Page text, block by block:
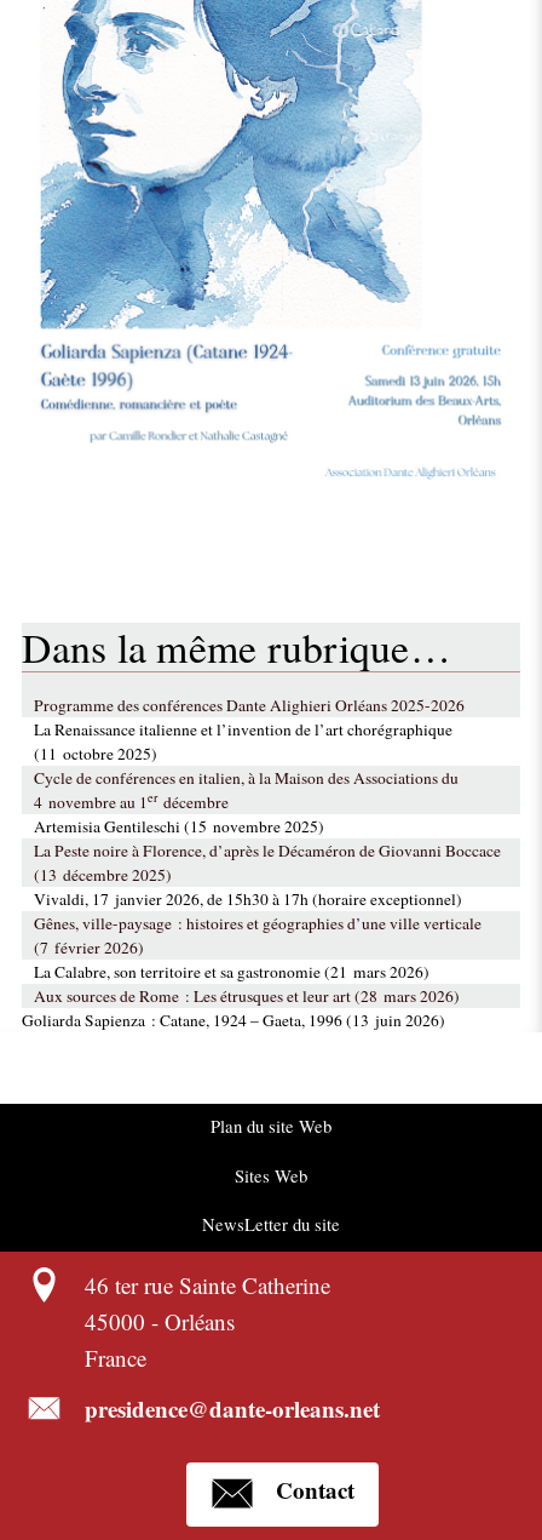
Dans la même rubrique…
Programme des conférences Dante Alighieri Orléans 2025-2026
La Renaissance italienne et l’invention de l’art chorégraphique
(11 octobre 2025)
Cycle de conférences en italien, à la Maison des Associations du
4 novembre au 1erdécembre
Artemisia Gentileschi (15 novembre 2025)
La Peste noire à Florence, d’après le Décaméron de Giovanni Boccace
(13 décembre 2025)
Vivaldi, 17 janvier 2026, de 15h30 à 17h (horaire exceptionnel)
Gênes, ville-paysage : histoires et géographies d’une ville verticale
(7 février 2026)
La Calabre, son territoire et sa gastronomie (21 mars 2026)
Aux sources de Rome : Les étrusques et leur art (28 mars 2026)
Goliarda Sapienza : Catane, 1924 – Gaeta, 1996 (13 juin 2026)
Plan du site Web
Sites Web
NewsLetter du site
46 ter rue Sainte Catherine
45000 - Orléans
France
presidence@dante-orleans.net
Contact